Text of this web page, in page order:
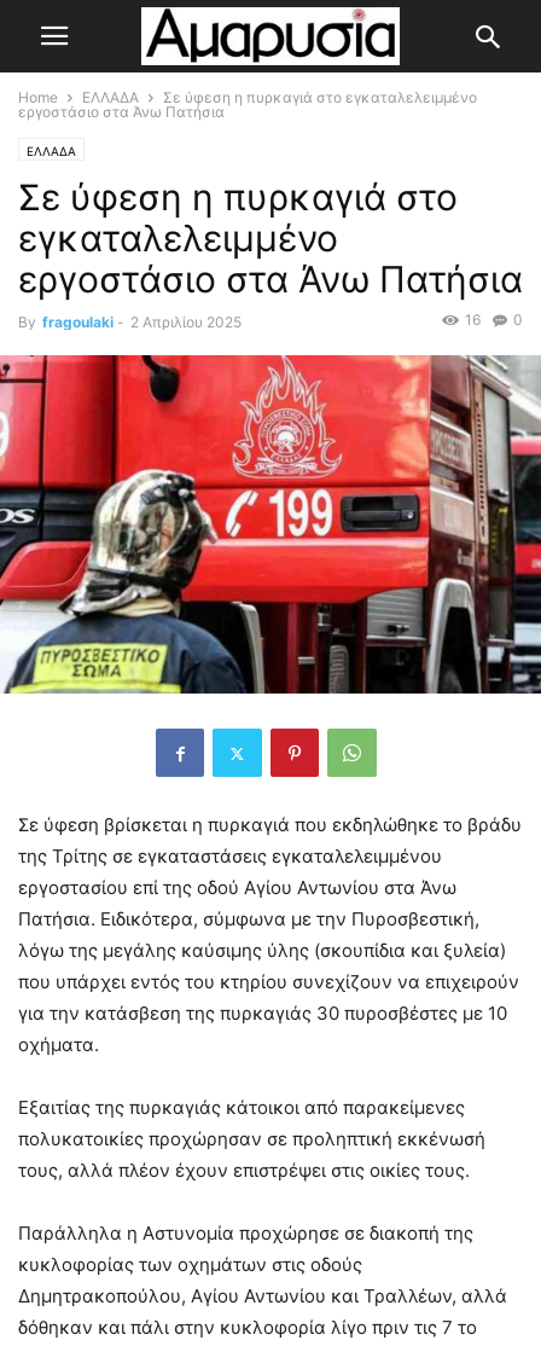
Home ΕΛΛΑΔΑ
Σε ύφεση η πυρκαγιά στο εγκαταλελειμμένο
εργοστάσιο στα Άνω Πατήσια
ΕΛΛΑΔΑ
Σε ύφεση η πυρκαγιά στο
εγκαταλελειμμένο
εργοστάσιο στα Άνω Πατήσια
By fragoulaki - 2 Απριλίου 2025 0
16
Σε ύφεση βρίσκεται η πυρκαγιά που εκδηλώθηκε το βράδυ
της Τρίτης σε εγκαταστάσεις εγκαταλελειμμένου
εργοστασίου επί της οδού Αγίου Αντωνίου στα Άνω
Πατήσια. Ειδικότερα, σύμφωνα με την Πυροσβεστική,
λόγω της μεγάλης καύσιμης ύλης (σκουπίδια και ξυλεία)
που υπάρχει εντός του κτηρίου συνεχίζουν να επιχειρούν
για την κατάσβεση της πυρκαγιάς 30 πυροσβέστες με 10
οχήματα.
Εξαιτίας της πυρκαγιάς κάτοικοι από παρακείμενες
πολυκατοικίες προχώρησαν σε προληπτική εκκένωσή
τους, αλλά πλέον έχουν επιστρέψει στις οικίες τους.
Παράλληλα η Αστυνομία προχώρησε σε διακοπή της
κυκλοφορίας των οχημάτων στις οδούς
Δημητρακοπούλου, Αγίου Αντωνίου και Τραλλέων, αλλά
δόθηκαν και πάλι στην κυκλοφορία λίγο πριν τις 7 το